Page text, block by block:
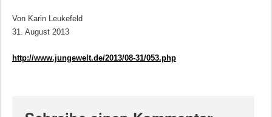
Von Karin Leukefeld
31. August 2013
http://www.jungewelt.de/2013/08-31/053.php